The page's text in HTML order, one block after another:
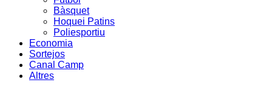
Bàsquet
Hoquei Patins
Poliesportiu
Economia
Sortejos
Canal Camp
Altres